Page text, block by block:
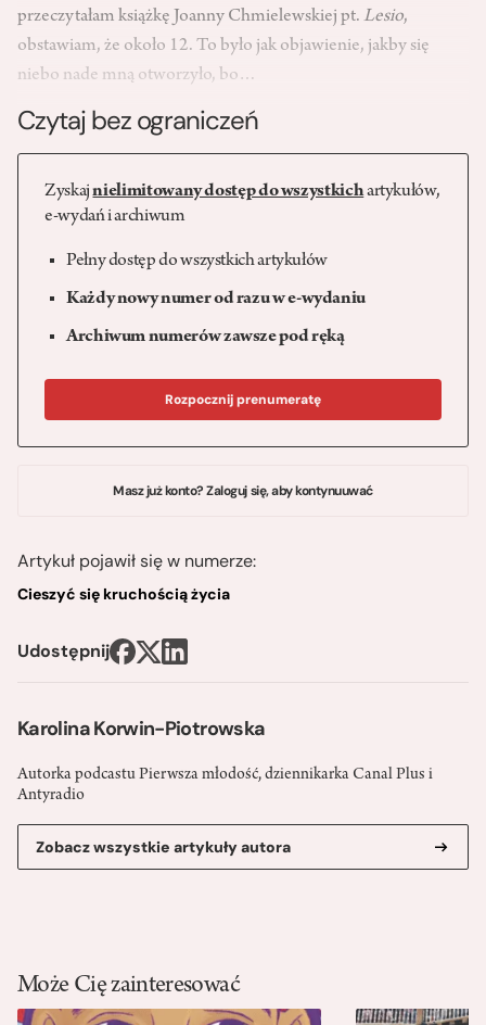
Karolina Korwin-Piotrowska
Autorka podcastu Pierwsza młodość, dziennikarka Canal Plus i
Antyradio
Zobacz wszystkie artykuły autora
przeczytałam książkę Joanny Chmielewskiej pt. Lesio,
obstawiam, że około 12. To było jak objawienie, jakby się
niebo nade mną otworzyło, bo…
Czytaj bez ograniczeń
Zyskajnielimitowany dostęp do wszystkichartykułów,
e-wydań i archiwum
Pełny dostęp do wszystkich artykułów
Każdy nowy numer od razu w e-wydaniu
Archiwum numerów zawsze pod ręką
Rozpocznij prenumeratę
Masz już konto? Zaloguj się, aby kontynuuwać
Artykuł pojawił się w numerze:
Cieszyć się kruchością życia
Udostępnij
Może Cię zainteresować